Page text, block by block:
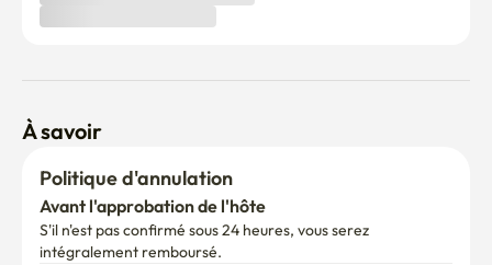
À savoir
Politique d'annulation
Avant l'approbation de l'hôte
S'il n'est pas confirmé sous 24 heures, vous serez
intégralement remboursé.